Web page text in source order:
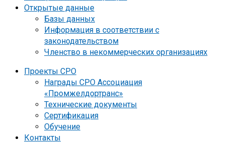
Открытые данные
Базы данных
Информация в соответствии с
законодательством
Членство в некоммерческих организациях
Проекты СРО
Награды СРО Ассоциация
«Промжелдортранс»
Технические документы
Сертификация
Обучение
Контакты